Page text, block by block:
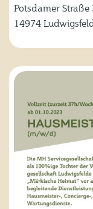
Potsdamer Straße
14974